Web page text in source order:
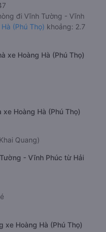
đi Vĩnh Tường - Vĩnh
(Phú Thọ) khoảng: 2.7
xe Hoàng Hà (Phú Thọ)
Hoàng Hà (Phú Thọ)
Quang)
- Vĩnh Phúc từ Hải
xe Hoàng Hà (Phú Thọ)